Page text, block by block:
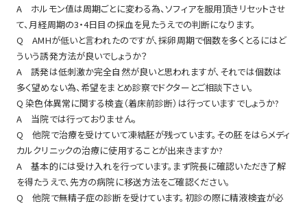
A ホルモン値は周期ごとに変わる為、ソフィアを服用頂きリセットさせ
て、月経周期の3・4日目の採血を見たうえでの判断になります。
Q AMHが低いと言われたのですが、採卵周期で個数を多くとるにはど
ういう誘発方法が良いでしょうか？
A 誘発は低刺激か完全自然が良いと思われますが、それでは個数は
多く望めない為、希望をまとめ診察でドクターとご相談下さい。
Q 染色体異常に関する検査（着床前診断）は行っていますでしょうか?
A 当院では行っておりません。
Q 他院で治療を受けていて凍結胚が残っています。その胚をはらメディ
カルクリニックの治療に使用することが出来きますか?
A 基本的には受け入れを行っています。まず院長に確認いただき了解
を得たうえで、先方の病院に移送方法をご確認ください。
Q 他院で無精子症の診断を受けています。初診の際に精液検査が必